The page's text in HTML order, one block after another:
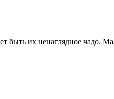
их ненаглядное чадо.